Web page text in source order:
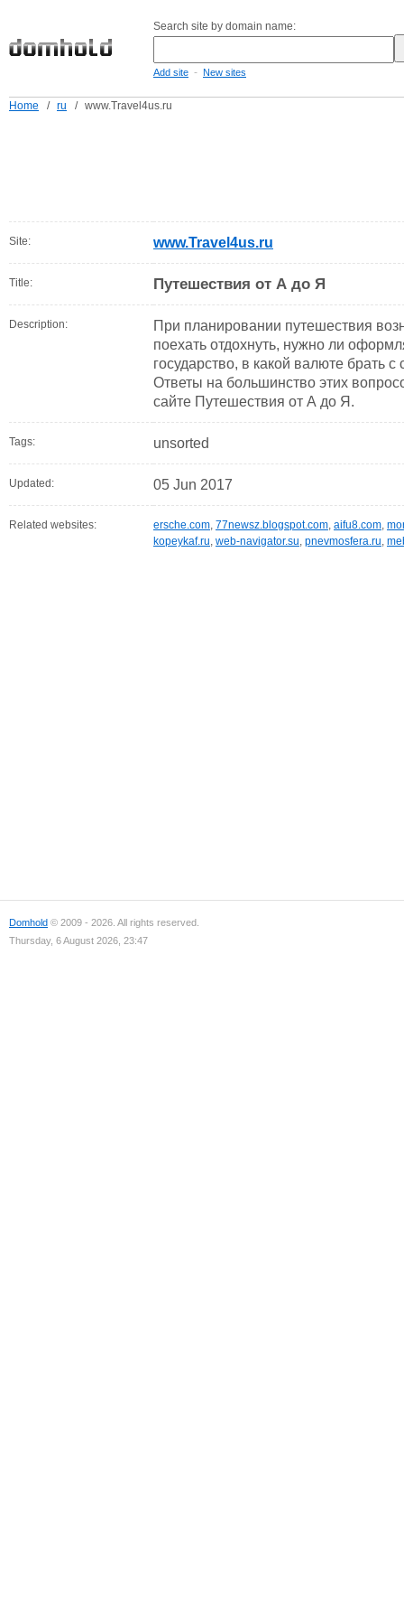
Search site by domain name:
Add site - New sites
Home / ru / www.Travel4us.ru
Site: www.Travel4us.ru
Title: Путешествия от А до Я
Description:
При планировании путешествия
поехать отдохнуть, нужно ли
государство, в какой валюте брать с
Ответы на большинство этих
сайте Путешествия от А до Я.
Tags: unsorted
Updated: 05 Jun 2017
Related websites: ersche.com, 77newsz.blogspot.com, aifu8.com,
kopeykaf.ru, web-navigator.su, pnevmosfera.ru,
Domhold © 2009 - 2026. All rights reserved.
Thursday, 6 August 2026, 23:47